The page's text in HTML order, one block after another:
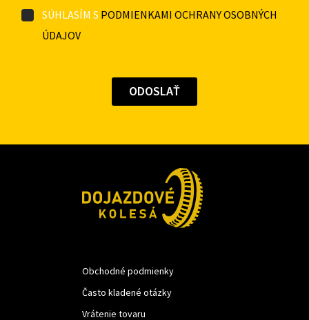
SÚHLASÍM S PODMIENKAMI OCHRANY OSOBNÝCH
ÚDAJOV
Obchodné podmienky
Často kladené otázky
Vrátenie tovaru